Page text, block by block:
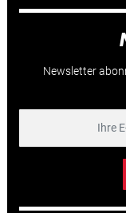
Newsletter